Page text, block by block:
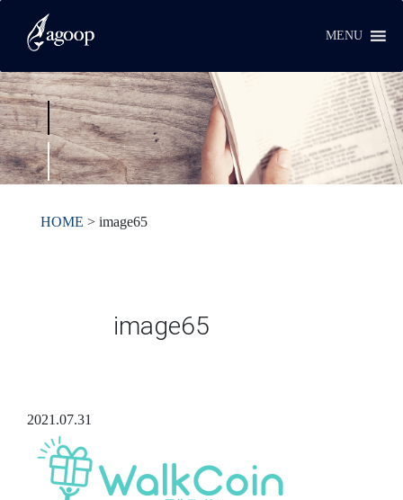
MENU
HOME > image65
image65
2021.07.31